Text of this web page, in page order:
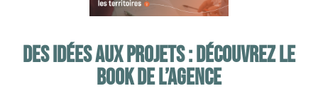
Des idées aux projets : découvrez le
Book de l’Agence